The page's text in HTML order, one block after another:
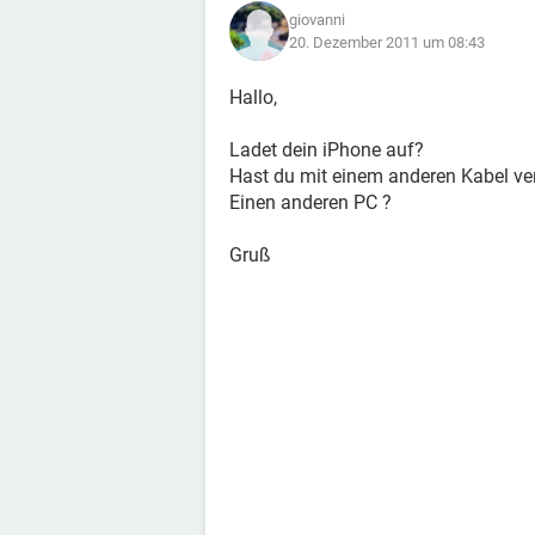
giovanni
20. Dezember 2011 um 08:43
Hallo,
Ladet dein iPhone auf?
Hast du mit einem anderen Kabel
Einen anderen PC ?
Gruß